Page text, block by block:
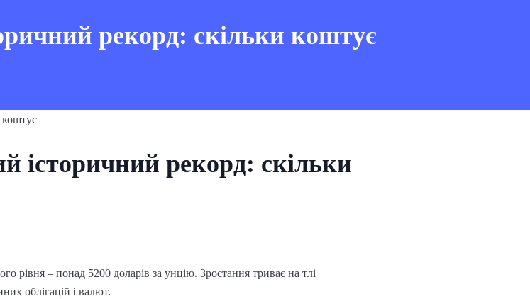
рекорд: скільки коштує
історичний рекорд: скільки
рівня – понад 5200 доларів за унцію. Зростання триває на тлі
облігацій і валют.